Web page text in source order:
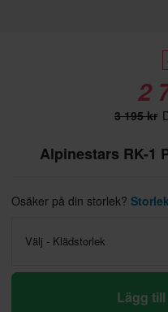
2
3 195 kr
Alpinestars RK-1
Osäker på din storlek?
Välj - Klädstorlek
Lägg